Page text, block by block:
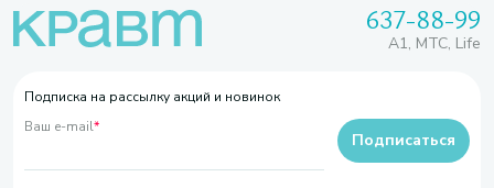
637-88-99
A1, МТС, Life
Подписка на рассылку акций и новинок
Ваш e-mail*
Подписаться